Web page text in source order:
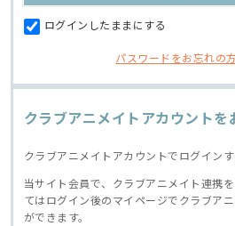
ログインしたままにする
パスワードをお忘れの
クラブアニメイトアカウントを
クラブアニメイトアカウントでログインす
当サイト会員で、クラブアニメイト連携
てはログイン後のマイページでクラブア
ができます。